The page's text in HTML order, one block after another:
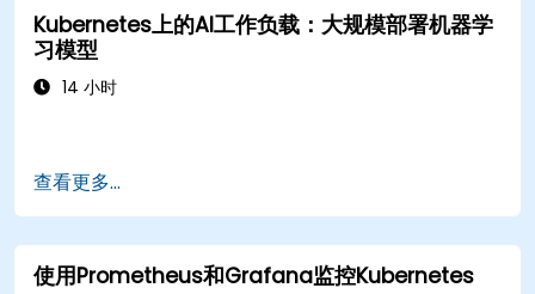
Kubernetes上的AI工作负载：大规模部署机器学
习模型
14 小时
查看更多...
使用Prometheus和Grafana监控Kubernetes